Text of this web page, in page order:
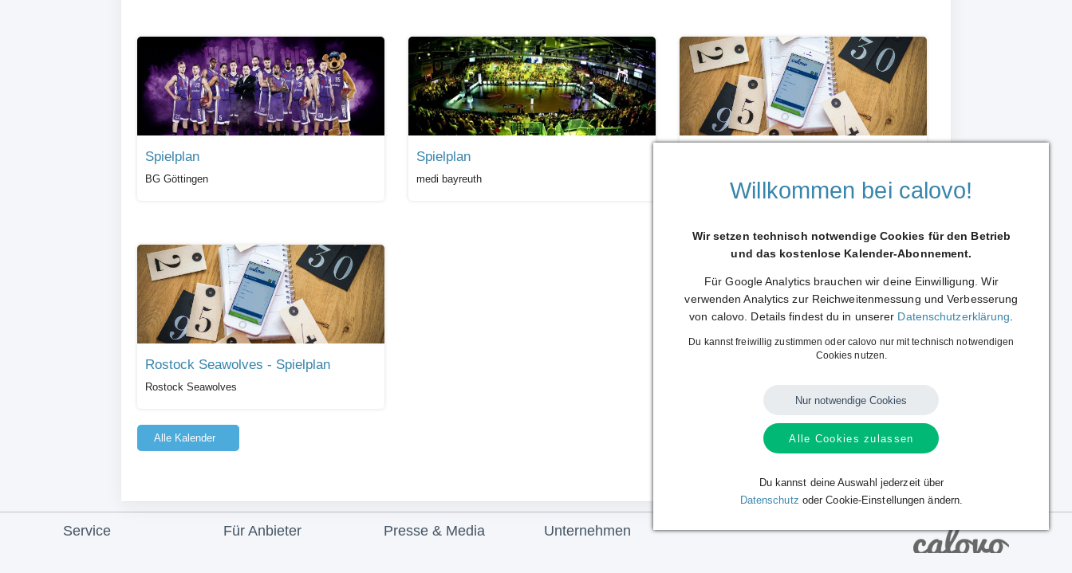
Spielplan
BG Göttingen
Spielplan
medi bayreuth
Rostock Seawolves - Spielplan
Rostock Seawolves
Alle Kalender
Service Für Anbieter Presse & Media Unternehmen
Willkommen bei calovo!
Wir setzen technisch notwendige Cookies für den Betrieb
und das kostenlose Kalender-Abonnement.
Für Google Analytics brauchen wir deine Einwilligung. Wir
verwenden Analytics zur Reichweitenmessung und Verbesserung
von calovo. Details findest du in unserer Datenschutzerklärung
Du kannst freiwillig zustimmen oder calovo nur mit technisch notwendigen
Cookies nutzen.
Nur notwendige Cookies
Alle Cookies zulassen
Du kannst deine Auswahl jederzeit über
Datenschutz oder Cookie-Einstellungen ändern.